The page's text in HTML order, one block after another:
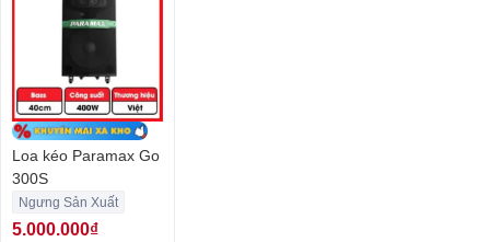
Loa kéo Paramax Go
300S
Ngưng Sản Xuất
5.000.000₫